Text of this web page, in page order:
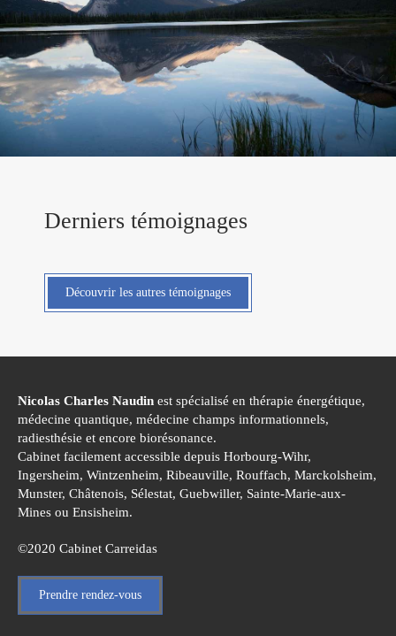
Derniers témoignages
Découvrir les autres témoignages
Nicolas Charles Naudin est spécialisé en thérapie énergétique,
médecine quantique, médecine champs informationnels,
radiesthésie et encore biorésonance.
Cabinet facilement accessible depuis Horbourg-Wihr,
Ingersheim, Wintzenheim, Ribeauville, Rouffach, Marckolsheim,
Munster, Châtenois, Sélestat, Guebwiller, Sainte-Marie-aux-
Mines ou Ensisheim.
©2020 Cabinet Carreidas
Prendre rendez-vous